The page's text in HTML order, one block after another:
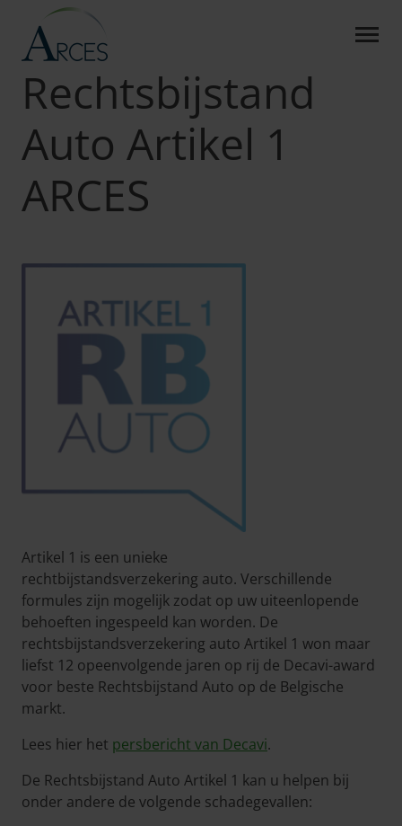
Skip to Main Content
RECHTSBIJSTAND AUTO
Arces Producten
Rechtsbijstand
Auto Artikel 1
ARCES
Artikel 1 is een unieke
rechtbijstandsverzekering auto. Verschillende
formules zijn mogelijk zodat op uw uiteenlopende
behoeften ingespeeld kan worden. De
rechtsbijstandsverzekering auto Artikel 1 won maar
liefst 12 opeenvolgende jaren op rij de Decavi-award
voor beste Rechtsbijstand Auto op de Belgische
markt.
Lees hier het persbericht van Decavi.
De Rechtsbijstand Auto Artikel 1 kan u helpen bij
onder andere de volgende schadegevallen: